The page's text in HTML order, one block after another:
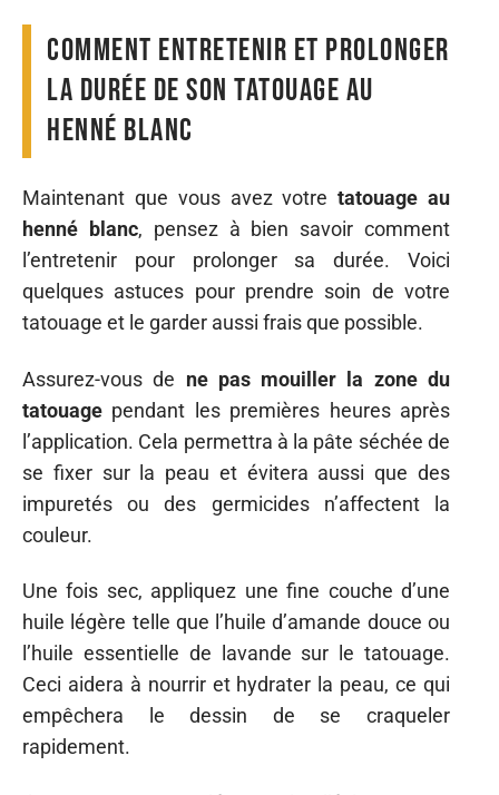
Comment entretenir et prolonger
la durée de son tatouage au
henné blanc
Maintenant que vous avez votretatouage au
henné blanc, pensez à bien savoir comment
l’entretenir pour prolonger sa durée. Voici
quelques astuces pour prendre soin de votre
tatouage et le garder aussi frais que possible.
Assurez-vous de ne pas mouiller la zone du
tatouage pendant les premières heures après
l’application. Cela permettra à la pâte séchée de
se fixer sur la peau et évitera aussi que des
impuretés ou des germicides n’affectent la
couleur.
Une fois sec, appliquez une fine couche d’une
huile légère telle que l’huile d’amande douce ou
l’huile essentielle de lavande sur le tatouage.
Ceci aidera à nourrir et hydrater la peau, ce qui
empêchera le dessin de se craqueler
rapidement.